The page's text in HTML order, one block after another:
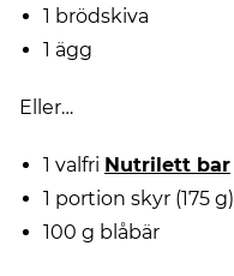
1 brödskiva
1 ägg
Eller…
1 valfri Nutrilett bar
1 portion skyr (175 g)
100 g blåbär